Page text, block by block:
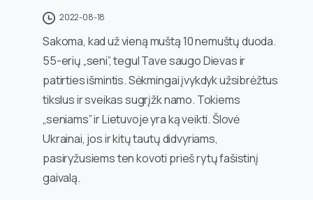
2022-08-18
Sakoma, kad už vieną muštą 10 nemuštų duoda.
55-erių „seni”, tegul Tave saugo Dievas ir
patirties išmintis. Sėkmingai įvykdyk užsibrėžtus
tikslus ir sveikas sugrįžk namo. Tokiems
„seniams” ir Lietuvoje yra ką veikti. Šlovė
Ukrainai, jos ir kitų tautų didvyriams,
pasiryžusiems ten kovoti prieš rytų fašistinį
gaivalą.